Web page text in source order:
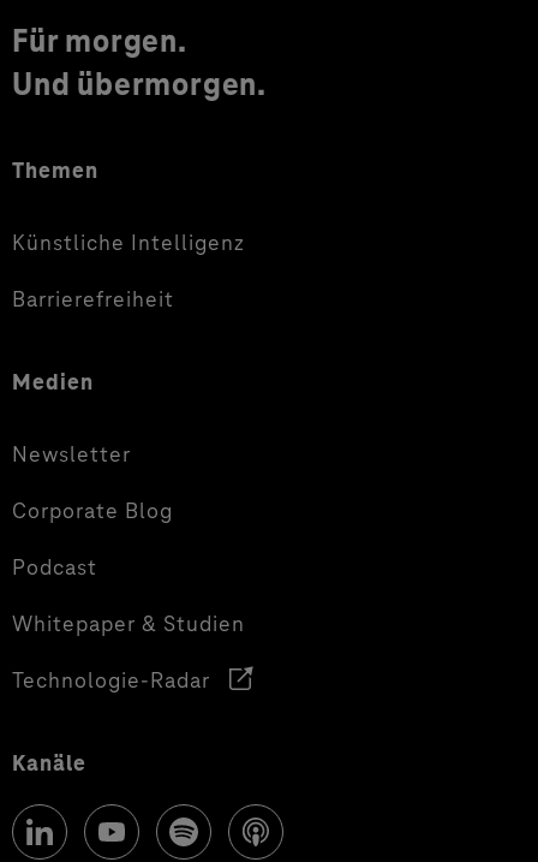
Für morgen.
Und übermorgen.
Themen
Künstliche Intelligenz
Barrierefreiheit
Medien
Newsletter
Corporate Blog
Podcast
Whitepaper & Studien
Technologie-Radar
Kanäle